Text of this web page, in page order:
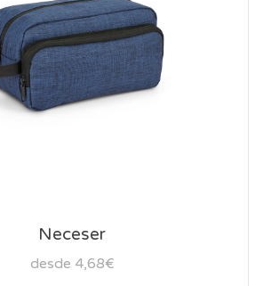
Neceser
desde 4,68€